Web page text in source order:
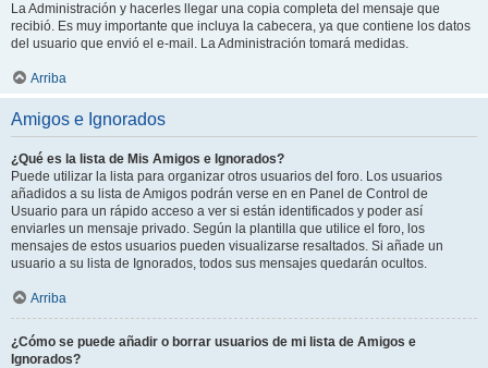
La Administración y hacerles llegar una copia completa del mensaje que
recibió. Es muy importante que incluya la cabecera, ya que contiene los datos
del usuario que envió el e-mail. La Administración tomará medidas.
Arriba
Amigos e Ignorados
¿Qué es la lista de Mis Amigos e Ignorados?
Puede utilizar la lista para organizar otros usuarios del foro. Los usuarios
añadidos a su lista de Amigos podrán verse en en Panel de Control de
Usuario para un rápido acceso a ver si están identificados y poder así
enviarles un mensaje privado. Según la plantilla que utilice el foro, los
mensajes de estos usuarios pueden visualizarse resaltados. Si añade un
usuario a su lista de Ignorados, todos sus mensajes quedarán ocultos.
Arriba
¿Cómo se puede añadir o borrar usuarios de mi lista de Amigos e
Ignorados?